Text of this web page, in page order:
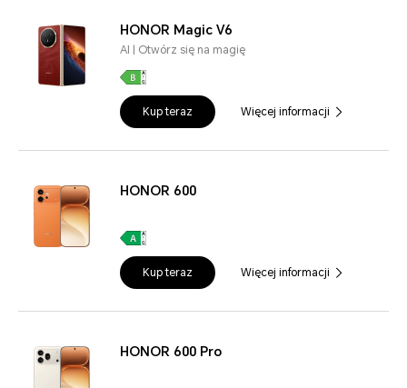
HONOR Magic V6
AI | Otwórz się na magię
Kup teraz Więcej informacji
HONOR 600
Kup teraz Więcej informacji
HONOR 600 Pro